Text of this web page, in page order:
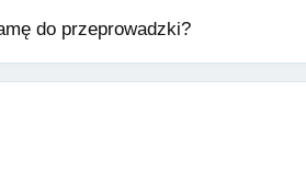
do przeprowadzki?